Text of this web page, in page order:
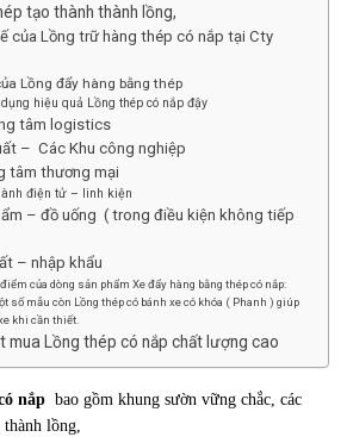
tạo thành thành lồng,
của Lồng trữ hàng thép có nắp tại Cty
Lồng đẩy hàng bằng thép
hiệu quả Lồng thép có nắp đậy
tâm logistics
– Các Khu công nghiệp
tâm thương mại
điện tử – linh kiện
– đồ uống ( trong điều kiện không tiếp
– nhập khẩu
của dòng sản phẩm Xe đẩy hàng bằng thép có nắp:
số mẫu còn Lồng thép có bánh xe có khóa ( Phanh ) giúp
khi cần thiết.
mua Lồng thép có nắp chất lượng cao
nắp bao gồm khung sườn vững chắc, các
lồng,